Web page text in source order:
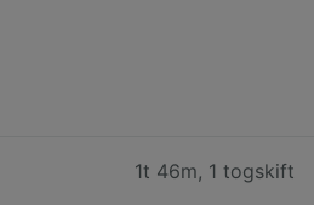
1t 46m, 1 togskift